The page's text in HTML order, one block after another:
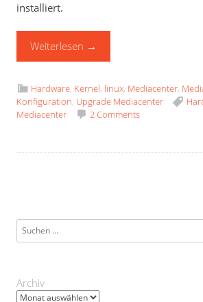
installiert.
Weiterlesen →
Hardware, Kernel, linux, Mediacenter,
Konfiguration, Upgrade Mediacenter
Mediacenter
2 Comments
Suchen
nach:
Archiv
Archiv